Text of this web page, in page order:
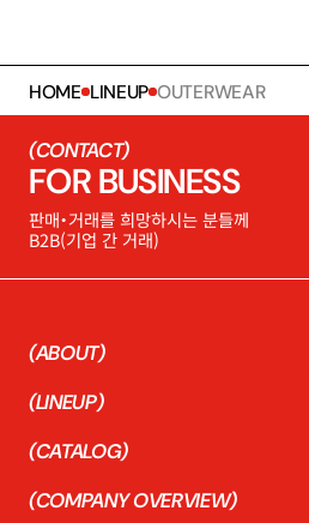
HOME LINEUP OUTERWEAR
(CONTACT)
FOR BUSINESS
판매・거래를 희망하시는 분들께
B2B(기업 간 거래)
(ABOUT)
(LINEUP)
(CATALOG)
(COMPANY OVERVIEW)